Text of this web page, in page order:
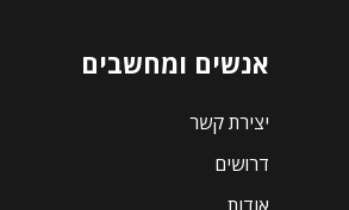
אנשים ומחשבים
יצירת קשר
דרושים